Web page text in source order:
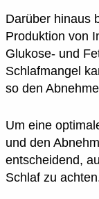
Darüber hinaus
Produktion von
Glukose- und
Schlafmangel
so den
Um eine
und den
entscheidend,
Schlaf zu